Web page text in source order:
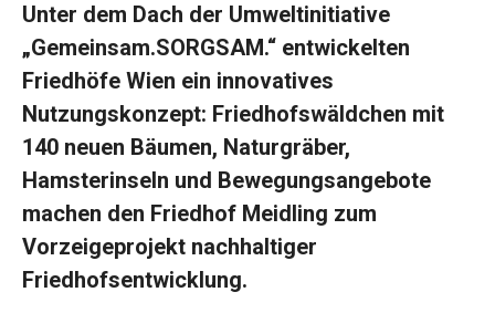
Unter dem Dach der Umweltinitiative
„Gemeinsam.SORGSAM.“ entwickelten
Friedhöfe Wien ein innovatives
Nutzungskonzept: Friedhofswäldchen mit
140 neuen Bäumen, Naturgräber,
Hamsterinseln und Bewegungsangebote
machen den Friedhof Meidling zum
Vorzeigeprojekt nachhaltiger
Friedhofsentwicklung.